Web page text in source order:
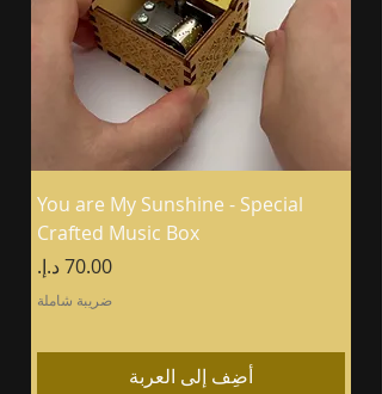
You are My Sunshine - Special
Crafted Music Box
السعر
ضريبة شاملة
أضِف إلى العربة